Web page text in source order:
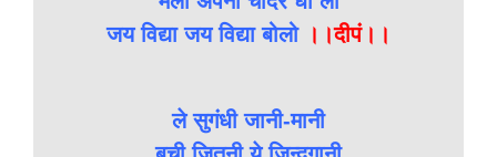
जय विद्या जय विद्या बोलो ।।दीपं।।
ले सुगंधी जानी-मानी